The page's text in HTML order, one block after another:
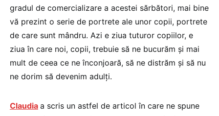
gradul de comercializare a acestei sărbători, mai bine
vă prezint o serie de portrete ale unor copii, portrete
de care sunt mândru. Azi e ziua tuturor copiilor, e
ziua în care noi, copii, trebuie să ne bucurăm și mai
mult de ceea ce ne înconjoară, să ne distrăm și să nu
ne dorim să devenim adulți.
Claudia a scris un astfel de articol în care ne spune